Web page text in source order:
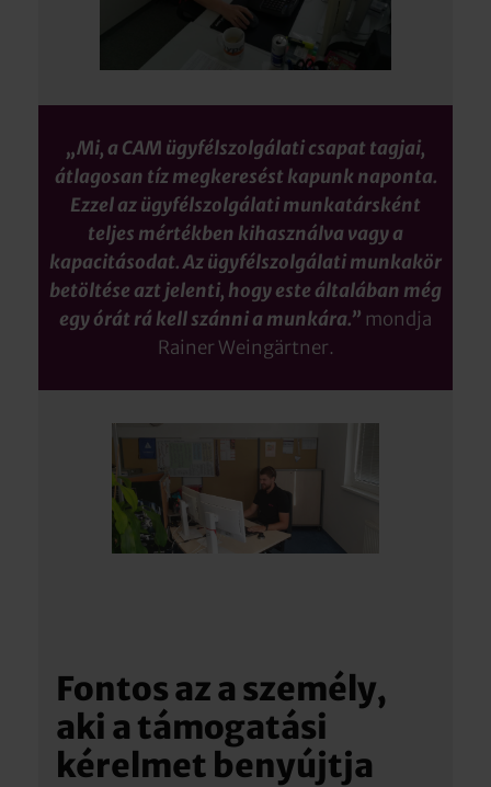
„Mi, a CAM ügyfélszolgálati csapat tagjai,
átlagosan tíz megkeresést kapunk naponta.
Ezzel az ügyfélszolgálati munkatársként
teljes mértékben kihasználva vagy a
kapacitásodat. Az ügyfélszolgálati munkakör
betöltése azt jelenti, hogy este általában még
egy órát rá kell szánni a munkára.” mondja
Rainer Weingärtner.
Fontos az a személy,
aki a támogatási
kérelmet benyújtja